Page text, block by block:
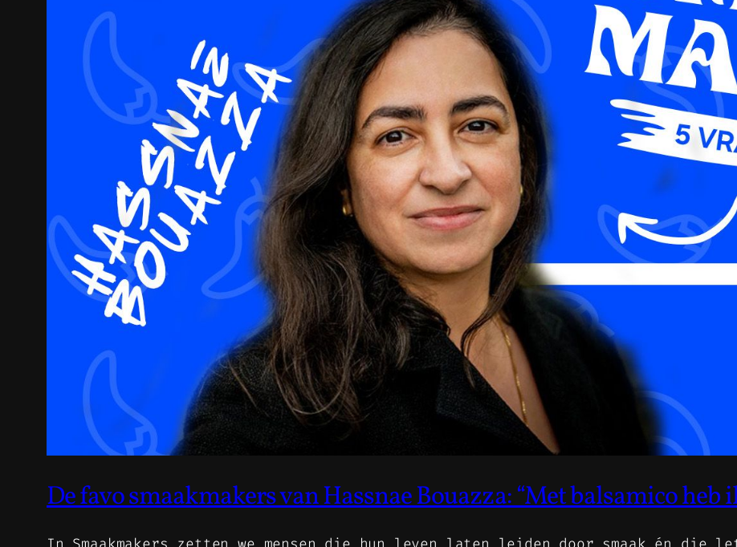
De favo smaakmakers van Hassnae Bouazza: “Met balsamico heb